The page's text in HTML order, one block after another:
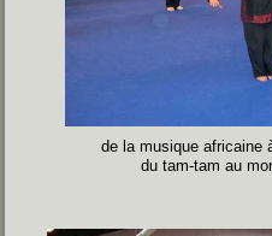
de la musique africaine
du tam-tam au